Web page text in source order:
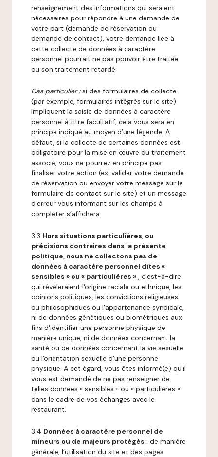
renseignement des informations qui seraient
nécessaires pour répondre à une demande de
votre part (demande de réservation ou
demande de contact), votre demande liée à
cette collecte de données à caractère
personnel pourrait ne pas pouvoir être traitée
ou son traitement retardé.
Cas particulier : si des formulaires de collecte
(par exemple, formulaires intégrés sur le site)
impliquent la saisie de données à caractère
personnel à titre facultatif, cela vous sera en
principe indiqué au moyen d’une légende. A
défaut, si la collecte de certaines données est
obligatoire pour la mise en œuvre du traitement
associé, vous ne pourrez en principe pas
finaliser votre action (ex: valider votre demande
de réservation ou envoyer votre message sur le
formulaire de contact sur le site) et un message
d’erreur vous informant sur les champs à
compléter s’affichera.
3.3 Hors situations particulières, ou
précisions contraires dans la présente
politique, nous ne collectons pas de
données à caractère personnel dites «
sensibles » ou « particulières » , c’est-à-dire
qui révèleraient l'origine raciale ou ethnique, les
opinions politiques, les convictions religieuses
ou philosophiques ou l'appartenance syndicale,
ni de données génétiques ou biométriques aux
fins d'identifier une personne physique de
manière unique, ni de données concernant la
santé ou de données concernant la vie sexuelle
ou l'orientation sexuelle d'une personne
physique. A cet égard, vous êtes informé(e) qu’il
vous est demandé de ne pas renseigner de
telles données « sensibles » ou « particulières »
dans le cadre de vos échanges avec le
restaurant.
3.4 Données à caractère personnel de
mineurs ou de majeurs protégés : de manière
générale, l’utilisation du site et des pages